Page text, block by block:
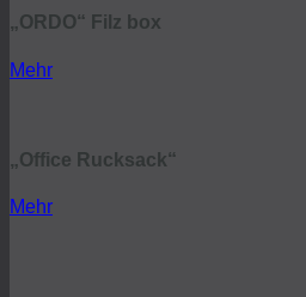
„ORDO“ Filz box
Mehr
„Office Rucksack“
Mehr